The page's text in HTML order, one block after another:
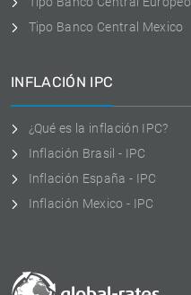
Tipo Banco Central Mexico
INFLACIÓN IPC
¿Qué es la inflación IPC?
Inflación Brasil - IPC
Inflación España - IPC
Inflación Mexico - IPC